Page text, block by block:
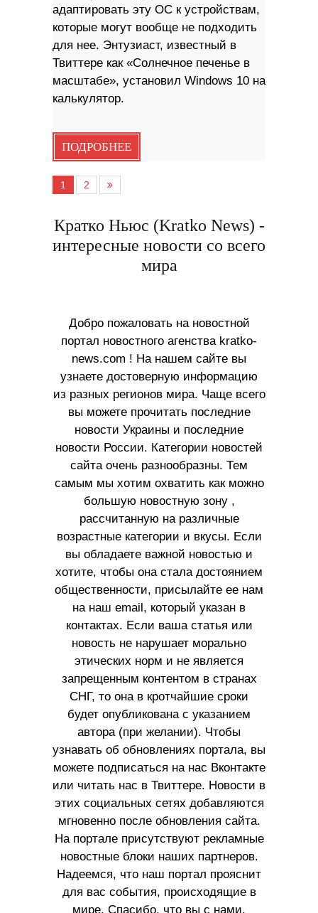
адаптировать эту ОС к устройствам,
которые могут вообще не подходить
для нее. Энтузиаст, известный в
Твиттере как «Солнечное печенье в
масштабе», установил Windows 10 на
калькулятор.
ПОДРОБНЕЕ
1 2
Кратко Ньюс (Kratko News) -
интересные новости со всего
мира
Добро пожаловать на новостной
портал новостного агенства kratko-
news.com ! На нашем сайте вы
узнаете достоверную информацию
из разных регионов мира. Чаще всего
вы можете прочитать последние
новости Украины и последние
новости России. Категории новостей
сайта очень разнообразны. Тем
самым мы хотим охватить как можно
большую новостную зону ,
рассчитанную на различные
возрастные категории и вкусы. Если
вы обладаете важной новостью и
хотите, чтобы она стала достоянием
общественности, присылайте ее нам
на наш email, который указан в
контактах. Если ваша статья или
новость не нарушает морально
этических норм и не является
запрещенным контентом в странах
СНГ, то она в кротчайшие сроки
будет опубликована с указанием
автора (при желании). Чтобы
узнавать об обновлениях портала, вы
можете подписаться на нас Вконтакте
или читать нас в Твиттере. Новости в
этих социальных сетях добавляются
мгновенно после обновления сайта.
На портале присутствуют рекламные
новостные блоки наших партнеров.
Надеемся, что наш портал прояснит
для вас события, происходящие в
мире. Спасибо, что вы с нами.